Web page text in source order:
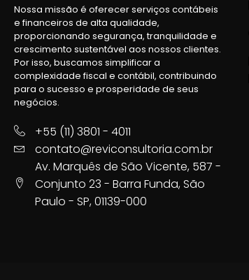
Nossa missão é oferecer serviços contábeis
e financeiros de alta qualidade,
proporcionando segurança, tranquilidade e
crescimento sustentável aos nossos clientes.
Por isso, buscamos simplificar a
complexidade fiscal e contábil, contribuindo
para o sucesso e prosperidade de seus
negócios.
+55 (11) 3801 - 4011
contato@reviconsultoria.com.br
Av. Marquês de São Vicente, 587 -
Conjunto 23 - Barra Funda, São
Paulo - SP, 01139-000